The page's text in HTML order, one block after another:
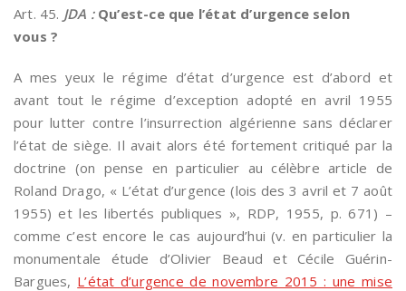
Art. 45. JDA :Qu’est-ce que l’état d’urgence selon
vous ?
A mes yeux le régime d’état d’urgence est d’abord et
avant tout le régime d’exception adopté en avril 1955
pour lutter contre l’insurrection algérienne sans déclarer
l’état de siège. Il avait alors été fortement critiqué par la
doctrine (on pense en particulier au célèbre article de
Roland Drago, « L’état d’urgence (lois des 3 avril et 7 août
1955) et les libertés publiques », RDP, 1955, p. 671) –
comme c’est encore le cas aujourd’hui (v. en particulier la
monumentale étude d’Olivier Beaud et Cécile Guérin-
Bargues, L’état d’urgence de novembre 2015 : une mise